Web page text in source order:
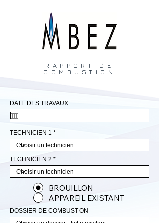
RAPPORT DE
COMBUSTION
DATE DES TRAVAUX
TECHNICIEN 1
TECHNICIEN 2
BROUILLON
APPAREIL EXISTANT
DOSSIER DE COMBUSTION